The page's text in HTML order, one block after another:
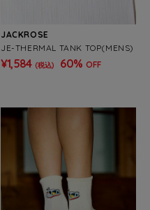
JACKROSE
JE-THERMAL TANK TOP(MENS)
¥1,584 (税込) 60% OFF